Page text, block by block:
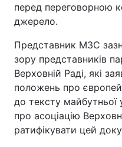
перед переговорною
джерело.
Представник МЗС
зору представників
Верховній Раді, які
положень про
до тексту майбутньої
про асоціацію
ратифікувати цей